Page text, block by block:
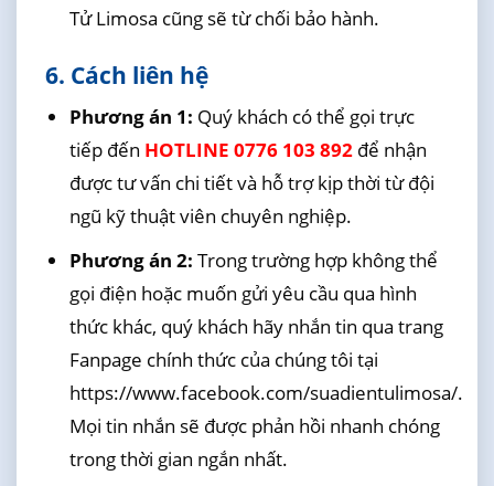
Tử Limosa cũng sẽ từ chối bảo hành.
6. Cách liên hệ
Phương án 1: Quý khách có thể gọi trực
tiếp đến HOTLINE 0776 103 892để nhận
được tư vấn chi tiết và hỗ trợ kịp thời từ đội
ngũ kỹ thuật viên chuyên nghiệp.
Phương án 2: Trong trường hợp không thể
gọi điện hoặc muốn gửi yêu cầu qua hình
thức khác, quý khách hãy nhắn tin qua trang
Fanpage chính thức của chúng tôi tại
https://www.facebook.com/suadientulimosa/.
Mọi tin nhắn sẽ được phản hồi nhanh chóng
trong thời gian ngắn nhất.